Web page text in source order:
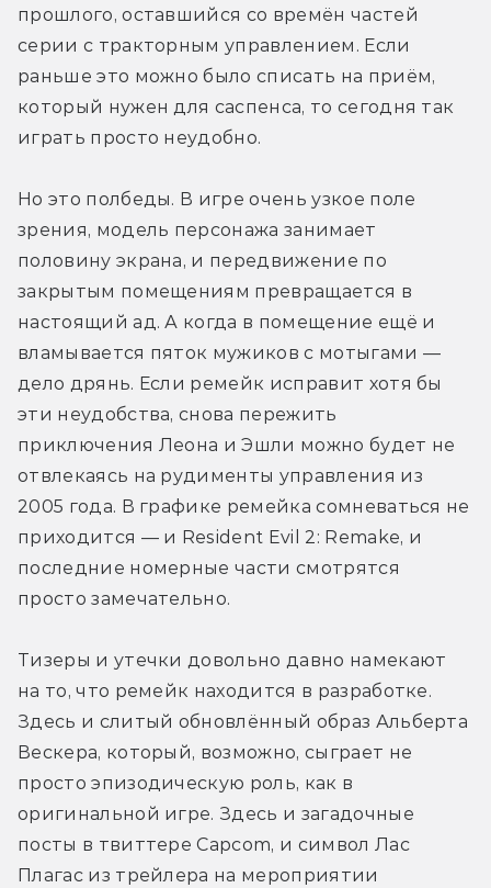
прошлого, оставшийся со времён частей
серии с тракторным управлением. Если
раньше это можно было списать на приём,
который нужен для саспенса, то сегодня так
играть просто неудобно.
Но это полбеды. В игре очень узкое поле
зрения, модель персонажа занимает
половину экрана, и передвижение по
закрытым помещениям превращается в
настоящий ад. А когда в помещение ещё и
вламывается пяток мужиков с мотыгами —
дело дрянь. Если ремейк исправит хотя бы
эти неудобства, снова пережить
приключения Леона и Эшли можно будет не
отвлекаясь на рудименты управления из
2005 года. В графике ремейка сомневаться не
приходится — и Resident Evil 2: Remake, и
последние номерные части смотрятся
просто замечательно.
Тизеры и утечки довольно давно намекают
на то, что ремейк находится в разработке.
Здесь и слитый обновлённый образ Альберта
Вескера, который, возможно, сыграет не
просто эпизодическую роль, как в
оригинальной игре. Здесь и загадочные
посты в твиттере Capcom, и символ Лас
Плагас из трейлера на мероприятии